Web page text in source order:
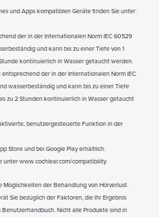
und Apps kompatiblen Geräte finden Sie unter:
der in der Internationalen Norm IEC 60529
und kann bis zu einer Tiefe von 1
kontinuierlich in Wasser getaucht werden.
der in der Internationalen Norm IEC
wasserbeständig und kann bis zu einer Tiefe
zu 2 Stunden kontinuierlich in Wasser getaucht
benutzergesteuerte Funktion in der
Store und bei Google Play erhältlich.
www.cochlear.com/compatibility.
Möglichkeiten der Behandlung von Hörverlust.
Sie bezüglich der Faktoren, die Ihr Ergebnis
Nicht alle Produkte sind in